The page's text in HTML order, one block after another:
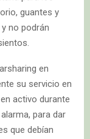
guantes y
no podrán
en
su servicio en
activo durante
para dar
que debían